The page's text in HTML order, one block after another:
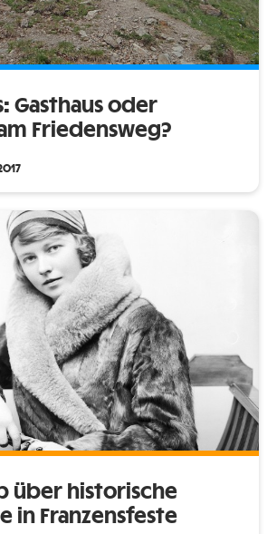
Gasthaus oder
Friedensweg?
über historische
in Franzensfeste